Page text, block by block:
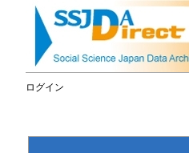
ログイン